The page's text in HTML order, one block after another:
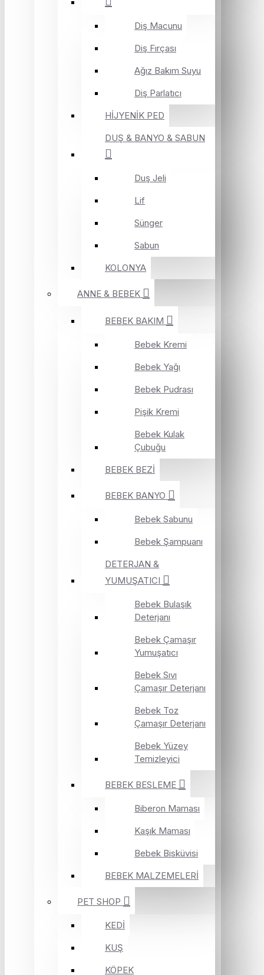
Diş Macunu
Diş Fırçası
Ağız Bakım Suyu
Diş Parlatıcı
HİJYENİK PED
DUŞ & BANYO & SABUN
Duş Jeli
Lif
Sünger
Sabun
KOLONYA
ANNE & BEBEK
BEBEK BAKIM
Bebek Kremi
Bebek Yağı
Bebek Pudrası
Pişik Kremi
Bebek Kulak
Çubuğu
BEBEK BEZİ
BEBEK BANYO
Bebek Sabunu
Bebek Şampuanı
DETERJAN &
YUMUŞATICI
Bebek Bulaşık
Deterjanı
Bebek Çamaşır
Yumuşatıcı
Bebek Sıvı
Çamaşır Deterjanı
Bebek Toz
Çamaşır Deterjanı
Bebek Yüzey
Temizleyici
BEBEK BESLEME
Biberon Maması
Kaşık Maması
Bebek Bisküvisi
BEBEK MALZEMELERİ
PET SHOP
KEDİ
KUŞ
KÖPEK